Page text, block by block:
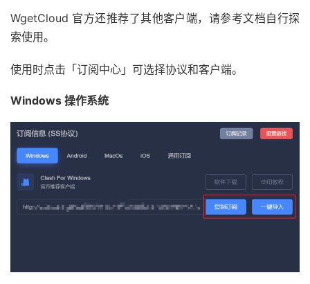
WgetCloud 官方还推荐了其他客户端，请参考文档自行探
索使用。
使用时点击「订阅中心」可选择协议和客户端。
Windows 操作系统